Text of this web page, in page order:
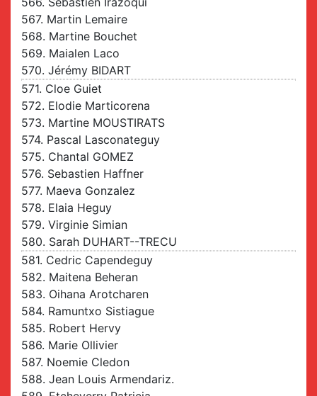
567. Martin Lemaire
568. Martine Bouchet
569. Maialen Laco
570. Jérémy BIDART
571. Cloe Guiet
572. Elodie Marticorena
573. Martine MOUSTIRATS
574. Pascal Lasconateguy
575. Chantal GOMEZ
576. Sebastien Haffner
577. Maeva Gonzalez
578. Elaia Heguy
579. Virginie Simian
580. Sarah DUHART--TRECU
581. Cedric Capendeguy
582. Maitena Beheran
583. Oihana Arotcharen
584. Ramuntxo Sistiague
585. Robert Hervy
586. Marie Ollivier
587. Noemie Cledon
588. Jean Louis Armendariz.